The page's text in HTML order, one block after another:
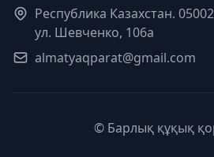
Республика Казахстан.
ул. Шевченко, 106а
almatyaqparat@gmail.com
© Барлық құқық